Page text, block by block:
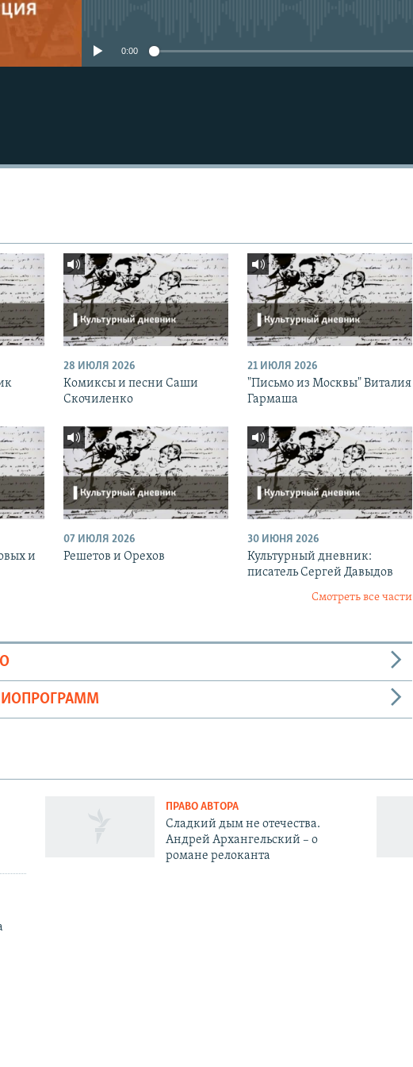
0:00
28 ИЮЛЯ 2026
Комиксы и песни Саши
Скочиленко
21 ИЮЛЯ 2026
"Письмо из Москвы" Виталия
Гармаша
и
07 ИЮЛЯ 2026
Решетов и Орехов
30 ИЮНЯ 2026
Культурный дневник:
писатель Сергей Давыдов
Смотреть все части
ПРАВО АВТОРА
Сладкий дым не отечества.
Андрей Архангельский – о
романе релоканта